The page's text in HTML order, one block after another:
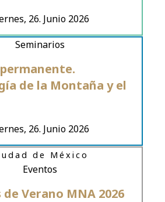
26. Junio 2026
26. Junio 2026
de la Montaña y el
Seminarios
de Verano MNA 2026
Eventos
de México